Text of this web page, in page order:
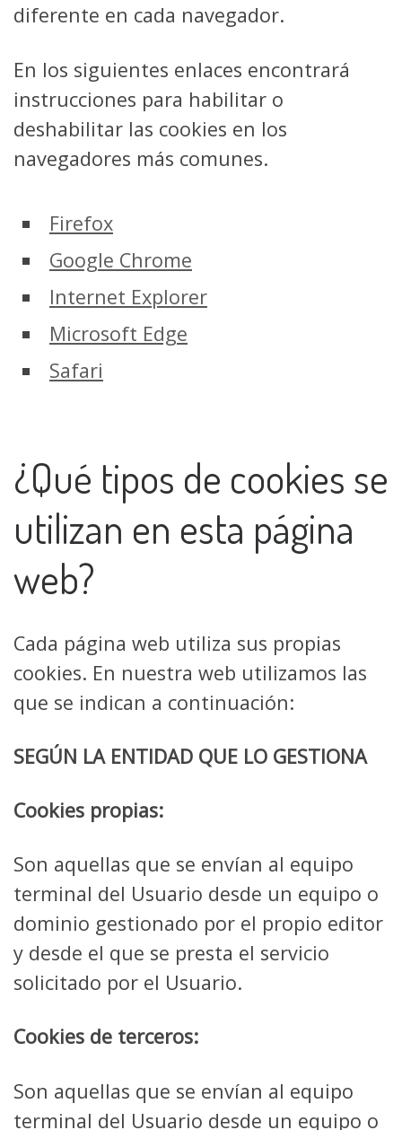
diferente en cada navegador.
En los siguientes enlaces encontrará
instrucciones para habilitar o
deshabilitar las cookies en los
navegadores más comunes.
Firefox
Google Chrome
Internet Explorer
Microsoft Edge
Safari
¿Qué tipos de cookies se
utilizan en esta página
web?
Cada página web utiliza sus propias
cookies. En nuestra web utilizamos las
que se indican a continuación:
SEGÚN LA ENTIDAD QUE LO GESTIONA
Cookies propias:
Son aquellas que se envían al equipo
terminal del Usuario desde un equipo o
dominio gestionado por el propio editor
y desde el que se presta el servicio
solicitado por el Usuario.
Cookies de terceros:
Son aquellas que se envían al equipo
terminal del Usuario desde un equipo o